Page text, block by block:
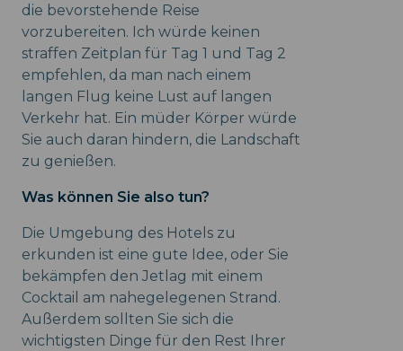
die bevorstehende Reise
vorzubereiten. Ich würde keinen
straffen Zeitplan für Tag 1 und Tag 2
empfehlen, da man nach einem
langen Flug keine Lust auf langen
Verkehr hat. Ein müder Körper würde
Sie auch daran hindern, die Landschaft
zu genießen.
Was können Sie also tun?
Die Umgebung des Hotels zu
erkunden ist eine gute Idee, oder Sie
bekämpfen den Jetlag mit einem
Cocktail am nahegelegenen Strand.
Außerdem sollten Sie sich die
wichtigsten Dinge für den Rest Ihrer